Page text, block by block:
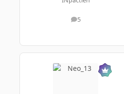
5
messages